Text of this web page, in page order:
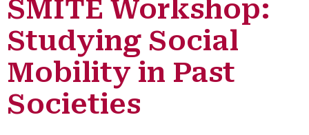
SMITE Workshop:
Studying Social
Mobility in Past
Societies